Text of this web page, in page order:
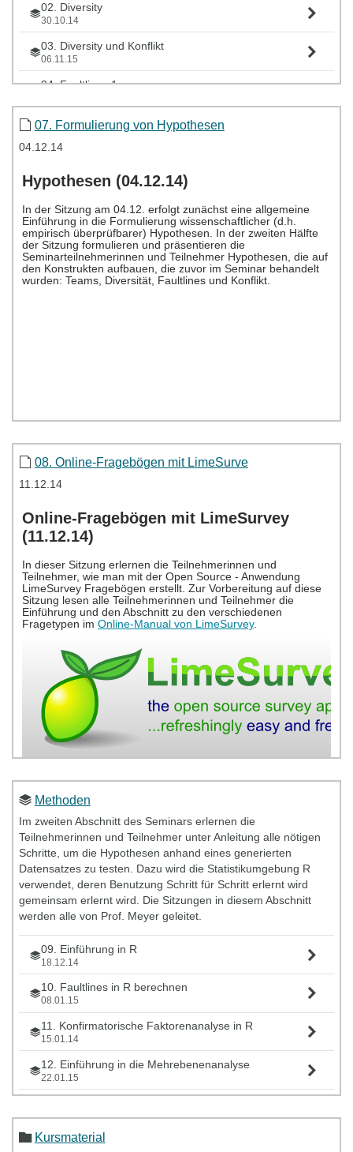
02. Diversity
30.10.14
03. Diversity und Konflikt
06.11.15
04. Faultlines 1
05. Faultlines 2
07. Formulierung von Hypothesen
04.12.14
08. Online-Fragebögen mit LimeSurve
11.12.14
Methoden
Im zweiten Abschnitt des Seminars erlernen die
Teilnehmerinnen und Teilnehmer unter Anleitung alle nötigen
Schritte, um die Hypothesen anhand eines generierten
Datensatzes zu testen. Dazu wird die Statistikumgebung R
verwendet, deren Benutzung Schritt für Schritt erlernt wird
gemeinsam erlernt wird. Die Sitzungen in diesem Abschnitt
werden alle von Prof. Meyer geleitet.
09. Einführung in R
18.12.14
10. Faultlines in R berechnen
08.01.15
11. Konfirmatorische Faktorenanalyse in R
15.01.14
12. Einführung in die Mehrebenenanalyse
22.01.15
29.01.15
Kursmaterial